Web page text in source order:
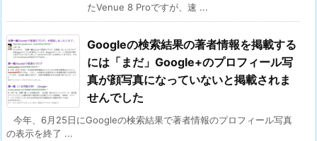
たVenue 8 Proですが、速 ...
Googleの検索結果の著者情報を掲載する
には「まだ」Google+のプロフィール写
真が顔写真になっていないと掲載されま
せんでした
今年、6月25日にGoogleの検索結果で著者情報のプロフィール写真
の表示を終了 ...